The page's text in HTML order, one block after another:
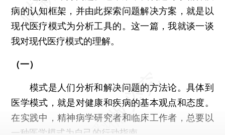
病的认知框架，并由此探索问题解决方案，就是以
现代医疗模式为分析工具的。这一篇，我就谈一谈
我对现代医疗模式的理解。
（一）
模式是人们分析和解决问题的方法论。具体到
医学模式，就是对健康和疾病的基本观点和态度。
在实践中，精神病学研究者和临床工作者，总要以
一种医学模式为自己的行动指南。